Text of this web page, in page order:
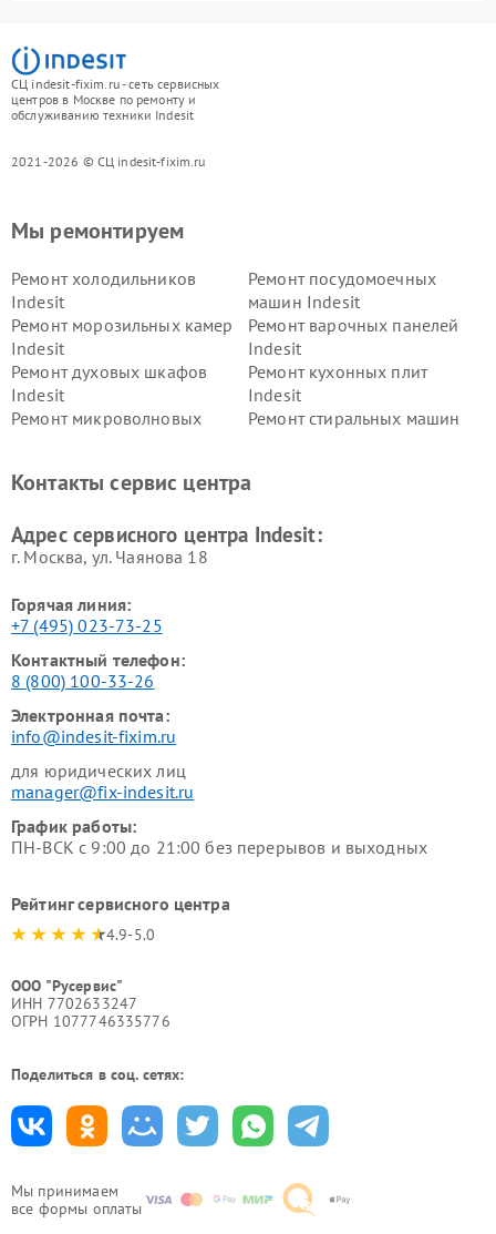
СЦ indesit-fixim.ru - сеть сервисных
центров в Москве по ремонту и
обслуживанию техники Indesit
2021-2026 © СЦ indesit-fixim.ru
Мы принимаем
все формы оплаты
Мы ремонтируем
Ремонт холодильников
Indesit
Ремонт посудомоечных
машин Indesit
Ремонт морозильных камер
Indesit
Ремонт варочных панелей
Indesit
Ремонт духовых шкафов
Indesit
Ремонт кухонных плит
Indesit
Ремонт микроволновых
Ремонт стиральных машин
Indesit
Indesit
Контакты сервис центра
Адрес сервисного центра Indesit:
г. Москва, ул. Чаянова 18
Горячая линия:
+7 (495) 023-73-25
Контактный телефон:
8 (800) 100-33-26
Электронная почта:
info@indesit-fixim.ru
для юридических лиц
manager@fix-indesit.ru
График работы:
ПН-ВСК с 9:00 до 21:00 без перерывов и выходных
Рейтинг сервисного центра
4.9-5.0
ООО "Русервис"
ИНН 7702633247
ОГРН 1077746335776
Поделиться в соц. сетях: